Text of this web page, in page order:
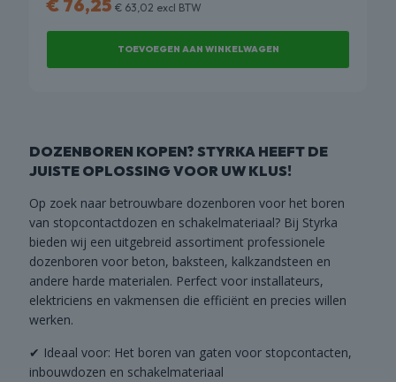
kan
gekozen
op
€ 76,25 € 63,02 excl BTW
TOEVOEGEN AAN WINKELWAGEN
DOZENBOREN KOPEN? STYRKA HEEFT DE
JUISTE OPLOSSING VOOR UW KLUS!
Op zoek naar betrouwbare dozenboren voor het boren
van stopcontactdozen en schakelmateriaal? Bij Styrka
bieden wij een uitgebreid assortiment professionele
dozenboren voor beton, baksteen, kalkzandsteen en
andere harde materialen. Perfect voor installateurs,
elektriciens en vakmensen die efficiënt en precies willen
werken.
✔ Ideaal voor: Het boren van gaten voor stopcontacten,
inbouwdozen en schakelmateriaal